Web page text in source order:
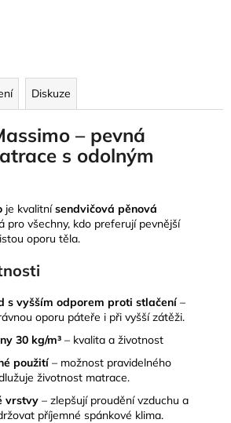
Diskuze
– pevná
s odolným
je kvalitnísendvičová pěnová
pro všechny, kdo preferují pevnější
oporu těla.
s vyšším odporem proti stlačení–
oporu páteře i při vyšší zátěži.
30 kg/m³ – kvalita a životnost
použití– možnost pravidelného
životnost matrace.
vrstvy – zlepšují proudění vzduchu a
příjemné spánkové klima.